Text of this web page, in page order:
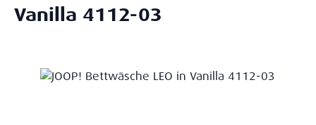
Vanilla 4112-03
Bildergalerie überspringen